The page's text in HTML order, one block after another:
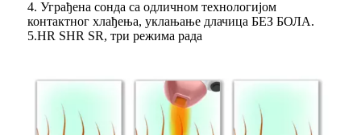
4. Уграђена сонда са одличном технологијом
контактног хлађења, уклањање длачица БЕЗ БОЛА.
5.HR SHR SR, три режима рада